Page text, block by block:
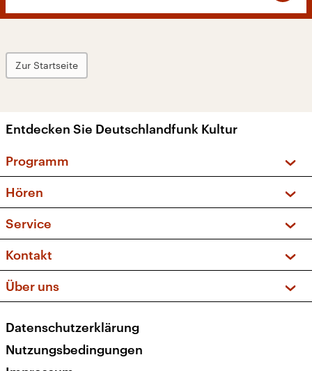
Zur Startseite
Entdecken Sie Deutschlandfunk Kultur
Programm
Sendungen und Podcasts
Musikliste
Kakadu – Das Kinderprogramm
Hören
Frequenzen (UKW + DAB+)
Service
FAQ
Apps
Newsletter
Veranstaltungen
Kontakt
Social Media
Über uns
Presse
Karriere
Datenschutzerklärung
Nutzungsbedingungen